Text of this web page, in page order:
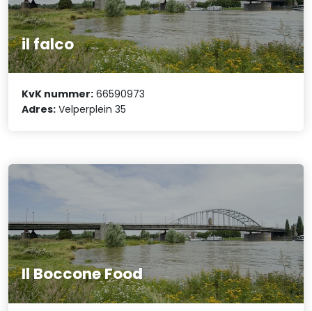
il falco
KvK nummer: 66590973
Adres: Velperplein 35
Il Boccone Food